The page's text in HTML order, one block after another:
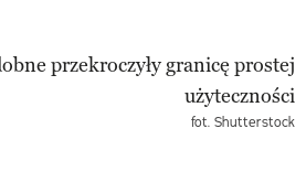
fot. Shutterstock